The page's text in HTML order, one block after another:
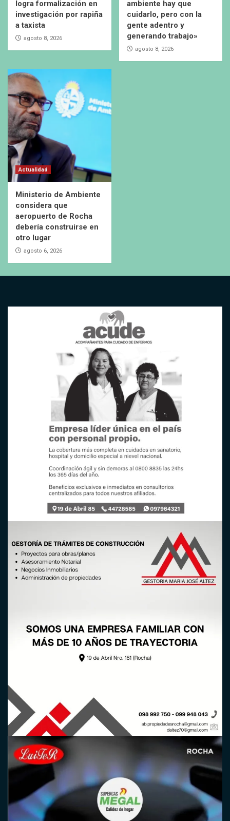
logra formalización en
investigación por rapiña
a taxista
agosto 8, 2026
ambiente hay que
cuidarlo, pero con la
gente adentro y
generando trabajo»
agosto 8, 2026
Actualidad
Ministerio de Ambiente
considera que
aeropuerto de Rocha
debería construirse en
otro lugar
agosto 6, 2026